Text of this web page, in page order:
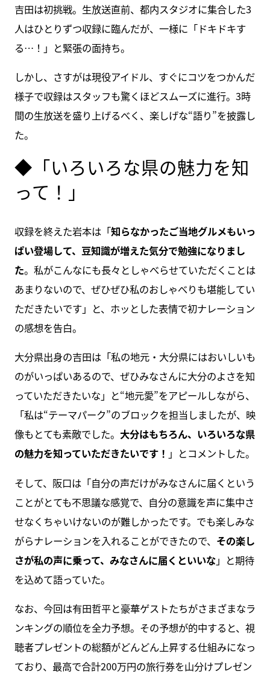
吉田は初挑戦。生放送直前、都内スタジオに集合した3
人はひとりずつ収録に臨んだが、一様に「ドキドキす
る…！」と緊張の面持ち。
しかし、さすがは現役アイドル、すぐにコツをつかんだ
様子で収録はスタッフも驚くほどスムーズに進行。3時
間の生放送を盛り上げるべく、楽しげな“語り”を披露し
た。
◆「いろいろな県の魅力を知
って！」
収録を終えた岩本は「知らなかったご当地グルメもいっ
ぱい登場して、豆知識が増えた気分で勉強になりまし
た。私がこんなにも長々としゃべらせていただくことは
あまりないので、ぜひぜひ私のおしゃべりも堪能してい
ただきたいです」と、ホッとした表情で初ナレーション
の感想を告白。
大分県出身の吉田は「私の地元・大分県にはおいしいも
のがいっぱいあるので、ぜひみなさんに大分のよさを知
っていただきたいな」と“地元愛”をアピールしながら、
「私は“テーマパーク”のブロックを担当しましたが、映
像もとても素敵でした。 大分はもちろん、いろいろな県
の魅力を知っていただきたいです！ 」とコメントした。
そして、阪口は「自分の声だけがみなさんに届くという
ことがとても不思議な感覚で、自分の意識を声に集中さ
せなくちゃいけないのが難しかったです。でも楽しみな
がらナレーションを入れることができたので、 その楽し
さが私の声に乗って、みなさんに届くといいな」と期待
を込めて語っていた。
なお、今回は有田哲平と豪華ゲストたちがさまざまなラ
ンキングの順位を全力予想。その予想が的中すると、視
聴者プレゼントの総額がどんどん上昇する仕組みになっ
ており、最高で合計200万円の旅行券を山分けプレゼン